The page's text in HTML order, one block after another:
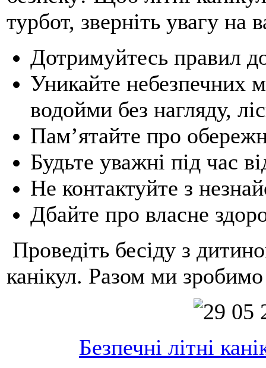
турбот, зверніть увагу на
Дотримуйтесь правил
Уникайте небезпечних
водойми без нагляду,
Пам’ятайте про
Будьте уважні під час
Не контактуйте з
Дбайте про власне
Проведіть бесіду з
канікул. Разом ми
Безпечні літні